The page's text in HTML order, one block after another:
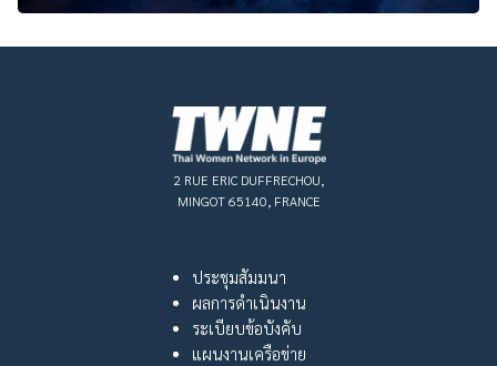
2 RUE ERIC DUFFRECHOU,
MINGOT 65140, FRANCE
ประชุมสัมมนา
ผลการดำเนินงาน
ระเบียบข้อบังคับ
แผนงานเครือข่าย